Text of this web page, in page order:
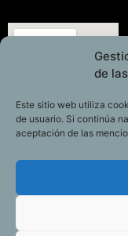
de
Este sitio web utiliza
de usuario. Si continúa
aceptación de las